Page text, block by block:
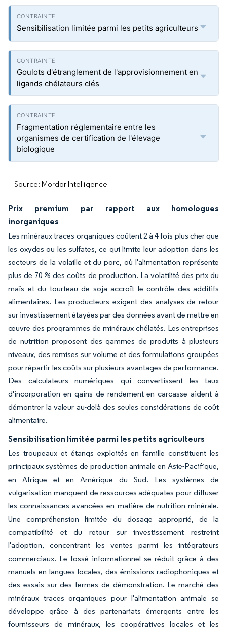
Sensibilisation limitée parmi les petits agriculteurs
Goulots d'étranglement de l'approvisionnement en
ligands chélateurs clés
Fragmentation réglementaire entre les
organismes de certification de l'élevage
biologique
Source: Mordor Intelligence
Prix premium par rapport aux homologues
inorganiques
Les minéraux traces organiques coûtent 2 à 4 fois plus cher que
les oxydes ou les sulfates, ce qui limite leur adoption dans les
secteurs de la volaille et du porc, où l'alimentation représente
plus de 70 % des coûts de production. La volatilité des prix du
maïs et du tourteau de soja accroît le contrôle des additifs
alimentaires. Les producteurs exigent des analyses de retour
sur investissement étayées par des données avant de mettre en
œuvre des programmes de minéraux chélatés. Les entreprises
de nutrition proposent des gammes de produits à plusieurs
niveaux, des remises sur volume et des formulations groupées
pour répartir les coûts sur plusieurs avantages de performance.
Des calculateurs numériques qui convertissent les taux
d'incorporation en gains de rendement en carcasse aident à
démontrer la valeur au-delà des seules considérations de coût
alimentaire.
Sensibilisation limitée parmi les petits agriculteurs
Les troupeaux et étangs exploités en famille constituent les
principaux systèmes de production animale en Asie-Pacifique,
en Afrique et en Amérique du Sud. Les systèmes de
vulgarisation manquent de ressources adéquates pour diffuser
les connaissances avancées en matière de nutrition minérale.
Une compréhension limitée du dosage approprié, de la
compatibilité et du retour sur investissement restreint
l'adoption, concentrant les ventes parmi les intégrateurs
commerciaux. Le fossé informationnel se réduit grâce à des
manuels en langues locales, des émissions radiophoniques et
des essais sur des fermes de démonstration. Le marché des
minéraux traces organiques pour l'alimentation animale se
développe grâce à des partenariats émergents entre les
fournisseurs de minéraux, les coopératives locales et les